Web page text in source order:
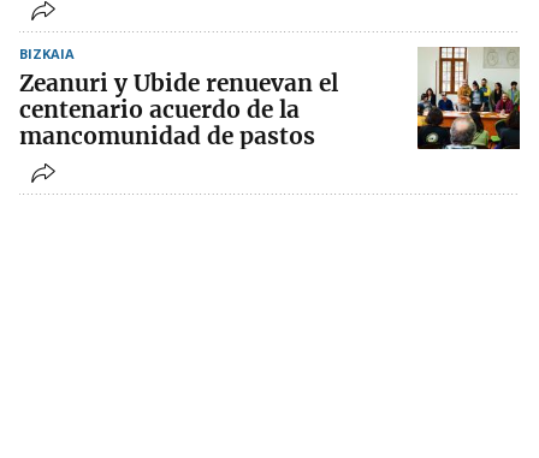
BIZKAIA
Zeanuri y Ubide renuevan el
centenario acuerdo de la
mancomunidad de pastos